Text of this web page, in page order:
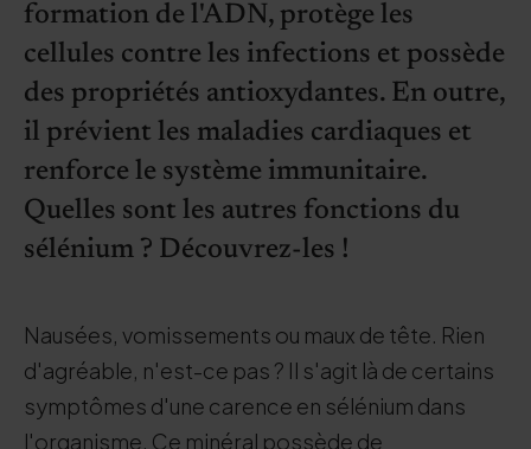
formation de l'ADN, protège les
cellules contre les infections et possède
des propriétés antioxydantes. En outre,
il prévient les maladies cardiaques et
renforce le système immunitaire.
Quelles sont les autres fonctions du
sélénium ? Découvrez-les !
Nausées, vomissements ou maux de tête. Rien
d'agréable, n'est-ce pas ? Il s'agit là de certains
symptômes d'une carence en sélénium dans
l'organisme. Ce minéral possède de